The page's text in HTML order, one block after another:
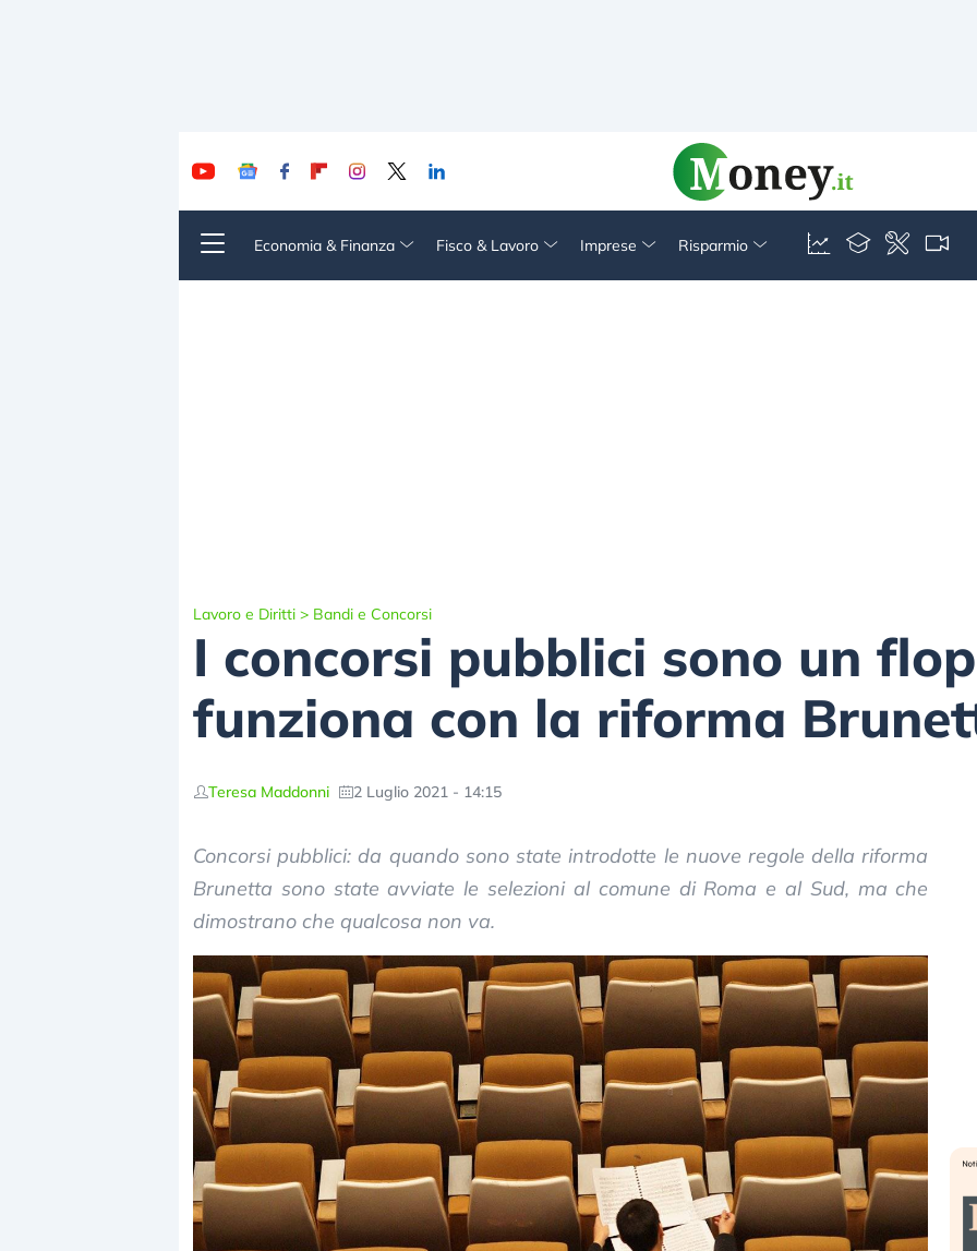
Economia & Finanza Fisco & Lavoro Imprese Risparmio
Lavoro e Diritti > Bandi e Concorsi
I concorsi pubblici sono un
funziona con la riforma
Teresa Maddonni 2 Luglio 2021 - 14:15
Concorsi pubblici: da quando sono state introdotte le nuove regole della riforma
Brunetta sono state avviate le selezioni al comune di Roma e al Sud, ma che
dimostrano che qualcosa non va.